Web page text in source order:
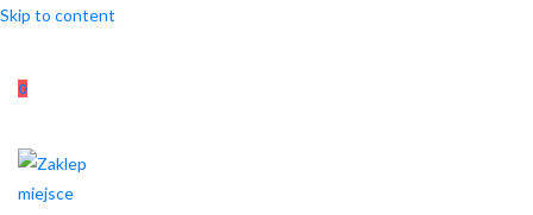
Skip to content
0